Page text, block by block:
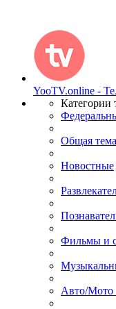
YooTV.online -
Категории
Общая
Новостные
Фильмы и
Авто/Мото